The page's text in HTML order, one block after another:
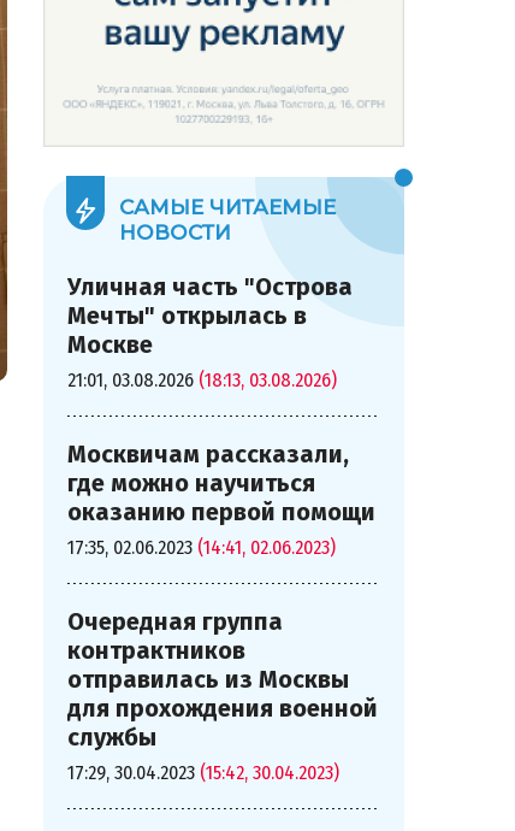
САМЫЕ ЧИТАЕМЫЕ
НОВОСТИ
Уличная часть "Острова
Мечты" открылась в
Москве
21:01, 03.08.2026 (18:13, 03.08.2026)
Москвичам рассказали,
где можно научиться
оказанию первой помощи
17:35, 02.06.2023 (14:41, 02.06.2023)
Очередная группа
контрактников
отправилась из Москвы
для прохождения военной
службы
17:29, 30.04.2023 (15:42, 30.04.2023)